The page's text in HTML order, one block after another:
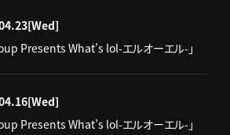
[Wed]
Presents What’s lol-エルオーエル-」
[Wed]
Presents What’s lol-エルオーエル-」